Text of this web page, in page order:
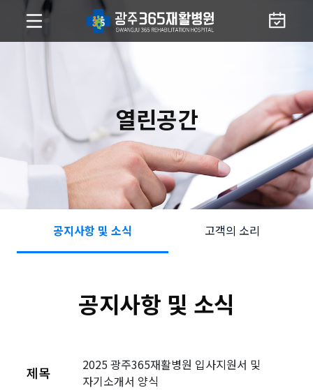
열린공간
공지사항 및 소식 고객의 소리
공지사항 및 소식
제목
2025 광주365재활병원 입사지원서 및
자기소개서 양식